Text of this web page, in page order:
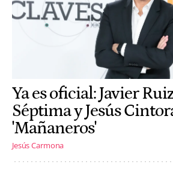
Ya es oficial: Javier
Séptima y Jesús
'Mañaneros'
Jesús Carmona